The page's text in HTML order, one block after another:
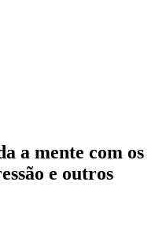
a mente com os
e outros